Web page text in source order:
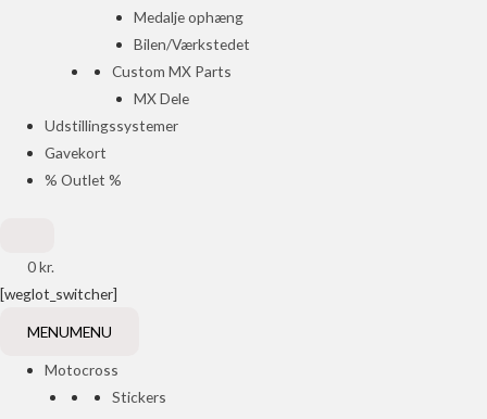
Medalje ophæng
Bilen/Værkstedet
Custom MX Parts
MX Dele
Udstillingssystemer
Gavekort
% Outlet %
0kr.
[weglot_switcher]
MENUMENU
Motocross
Stickers